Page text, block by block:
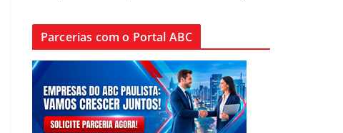
Parcerias com o Portal ABC